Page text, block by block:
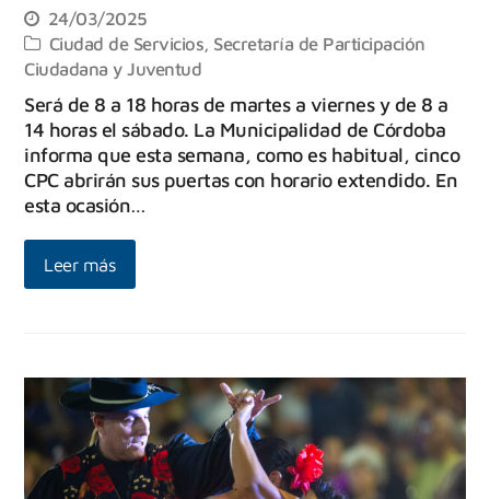
24/03/2025
Ciudad de Servicios Secretaría de Participación
Ciudadana y Juventud
Será de 8 a 18 horas de martes a viernes y de 8 a
14 horas el sábado. La Municipalidad de Córdoba
informa que esta semana, como es habitual, cinco
CPC abrirán sus puertas con horario extendido. En
esta ocasión…
Leer más